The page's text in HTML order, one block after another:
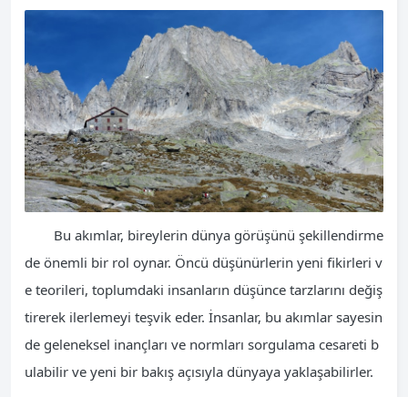
Bu akımlar, bireylerin dünya görüşünü şekillendirme
de önemli bir rol oynar. Öncü düşünürlerin yeni fikirleri v
e teorileri, toplumdaki insanların düşünce tarzlarını değiş
tirerek ilerlemeyi teşvik eder. İnsanlar, bu akımlar sayesin
de geleneksel inançları ve normları sorgulama cesareti b
ulabilir ve yeni bir bakış açısıyla dünyaya yaklaşabilirler.